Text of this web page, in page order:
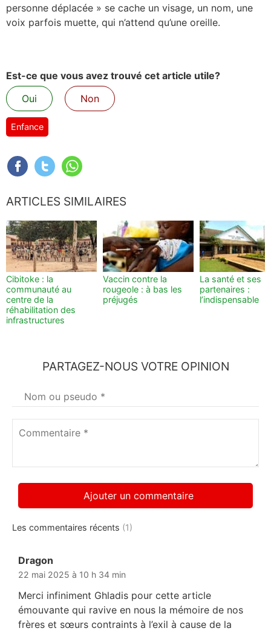
personne déplacée » se cache un visage, un nom, une
voix parfois muette, qui n’attend qu’une oreille.
Est-ce que vous avez trouvé cet article utile?
Oui
Non
Enfance
ARTICLES SIMILAIRES
Cibitoke : la
communauté au
centre de la
réhabilitation des
infrastructures
Vaccin contre la
rougeole : à bas les
préjugés
La santé et ses
partenaires :
l’indispensable
PARTAGEZ-NOUS VOTRE OPINION
Votre
nom*
Commentaire
Les commentaires récents (1)
Dragon
22 mai 2025 à 10 h 34 min
Merci infiniment Ghladis pour cette article
émouvante qui ravive en nous la mémoire de nos
frères et sœurs contraints à l’exil à cause de la